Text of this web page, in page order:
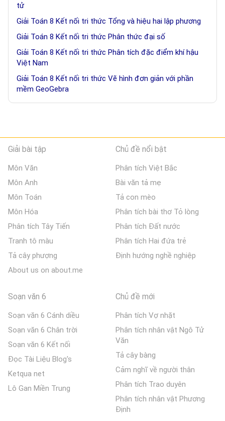
tử
Giải Toán 8 Kết nối tri thức Tổng và hiệu hai lập phương
Giải Toán 8 Kết nối tri thức Phân thức đại số
Giải Toán 8 Kết nối tri thức Phân tích đặc điểm khí hậu
Việt Nam
Giải Toán 8 Kết nối tri thức Vẽ hình đơn giản với phần
mềm GeoGebra
Giải bài tập
Môn Văn
Môn Anh
Môn Toán
Môn Hóa
Phân tích Tây Tiến
Tranh tô màu
Tả cây phượng
About us on about.me
Chủ đề nổi bật
Phân tích Việt Bắc
Bài văn tả mẹ
Tả con mèo
Phân tích bài thơ Tỏ lòng
Phân tích Đất nước
Phân tích Hai đứa trẻ
Định hướng nghề nghiệp
Soạn văn 6
Soạn văn 6 Cánh diều
Soạn văn 6 Chân trời
Soạn văn 6 Kết nối
Đọc Tài Liệu Blog's
Ketqua net
Lô Gan Miền Trung
Chủ đề mới
Phân tích Vợ nhặt
Phân tích nhân vật Ngô Tử
Văn
Tả cây bàng
Cảm nghĩ về người thân
Phân tích Trao duyên
Phân tích nhân vật Phương
Định